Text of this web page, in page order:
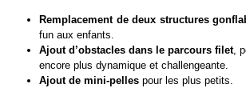
Remplacement de deux structures
fun aux enfants.
Ajout d’obstacles dans le parcours filet,
encore plus dynamique et challengeante.
Ajout de mini-pelles pour les plus petits.